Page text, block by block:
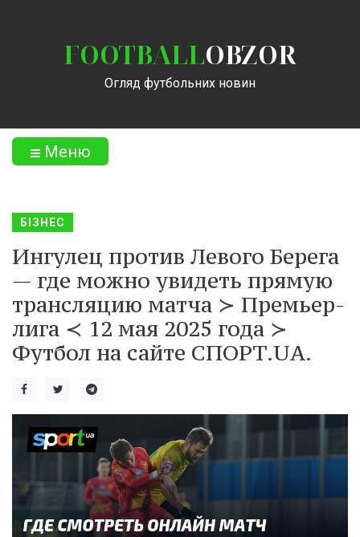
FOOTBALLOBZOR
Огляд футбольних новин
Меню
БІЗНЕС
Ингулец против Левого Берега
— где можно увидеть прямую
трансляцию матча ≻ Премьер-
лига ≺ 12 мая 2025 года ≻
Футбол на сайте СПОРТ.UA.